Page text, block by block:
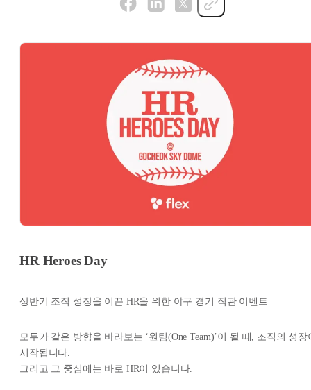
HR Heroes Day
상반기 조직 성장을 이끈 HR을 위한 야구 경기 직관 이벤트
모두가 같은 방향을 바라보는 ‘원팀(One Team)’이 될 때, 조직의 성장
시작됩니다.
그리고 그 중심에는 바로 HR이 있습니다.